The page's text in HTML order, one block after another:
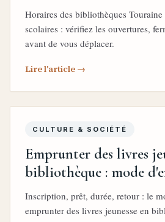
Horaires des bibliothèques
scolaires : vérifiez les ouvertures,
avant de vous déplacer.
Lire l'article →
CULTURE & SOCIÉTÉ
Emprunter des livres
bibliothèque : mode
Inscription, prêt, durée, retour : le
emprunter des livres jeunesse en